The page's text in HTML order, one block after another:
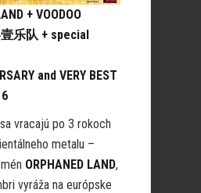
+ VOODOO
壹乐队 + special
and VERY BEST
vracajú po 3 rokoch
metalu –
ORPHANED LAND,
vyráža na európske